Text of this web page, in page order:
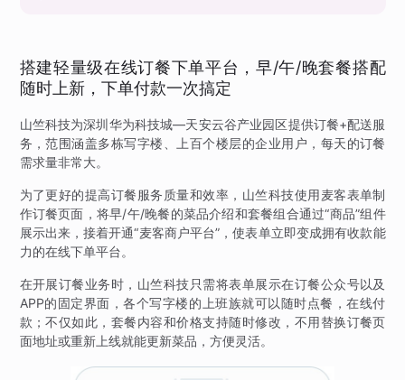
搭建轻量级在线订餐下单平台，早/午/晚套餐搭配
随时上新，下单付款一次搞定
山竺科技为深圳华为科技城—天安云谷产业园区提供订餐+配送服
务，范围涵盖多栋写字楼、上百个楼层的企业用户，每天的订餐
需求量非常大。
为了更好的提高订餐服务质量和效率，山竺科技使用麦客表单制
作订餐页面，将早/午/晚餐的菜品介绍和套餐组合通过“商品”组件
展示出来，接着开通“麦客商户平台”，使表单立即变成拥有收款能
力的在线下单平台。
在开展订餐业务时，山竺科技只需将表单展示在订餐公众号以及
APP的固定界面，各个写字楼的上班族就可以随时点餐，在线付
款；不仅如此，套餐内容和价格支持随时修改，不用替换订餐页
面地址或重新上线就能更新菜品，方便灵活。